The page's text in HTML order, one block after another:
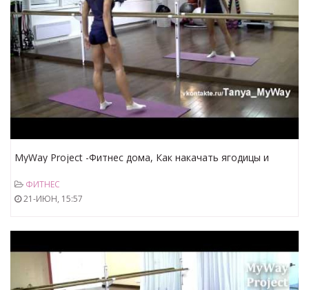
MyWay Project -Фитнес дома, Как накачать ягодицы и
ФИТНЕС
21-ИЮН, 15:57